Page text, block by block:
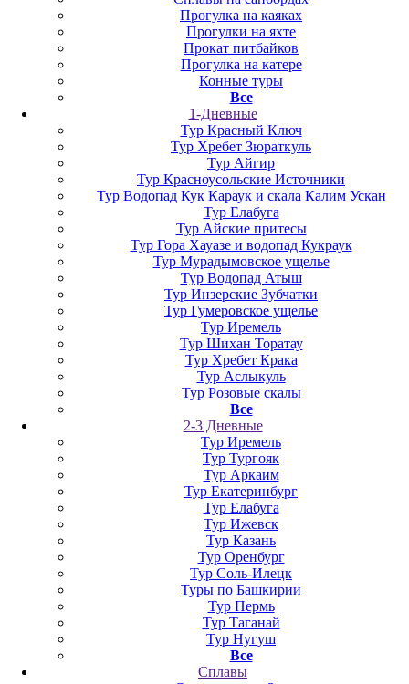
Прогулка на каяках
Прогулки на яхте
Прокат питбайков
Прогулка на катере
Конные туры
Все
1-Дневные
Тур Красный Ключ
Тур Хребет Зюраткуль
Тур Айгир
Тур Красноусольские Источники
Тур Водопад Кук Караук и скала Калим Ускан
Тур Елабуга
Тур Айские притесы
Тур Гора Хауазе и водопад Кукраук
Тур Мурадымовское ущелье
Тур Водопад Атыш
Тур Инзерские Зубчатки
Тур Гумеровское ущелье
Тур Иремель
Тур Шихан Торатау
Тур Хребет Крака
Тур Аслыкуль
Тур Розовые скалы
Все
2-3 Дневные
Тур Иремель
Тур Тургояк
Тур Аркаим
Тур Екатеринбург
Тур Елабуга
Тур Ижевск
Тур Казань
Тур Оренбург
Тур Соль-Илецк
Туры по Башкирии
Тур Пермь
Тур Таганай
Тур Нугуш
Все
Сплавы